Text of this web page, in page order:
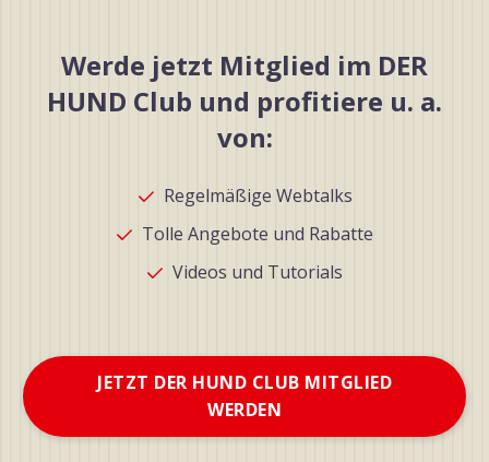
Werde jetzt Mitglied im DER
HUND Club und profitiere u. a.
von:
Regelmäßige Webtalks
Tolle Angebote und Rabatte
Videos und Tutorials
JETZT DER HUND CLUB MITGLIED
WERDEN